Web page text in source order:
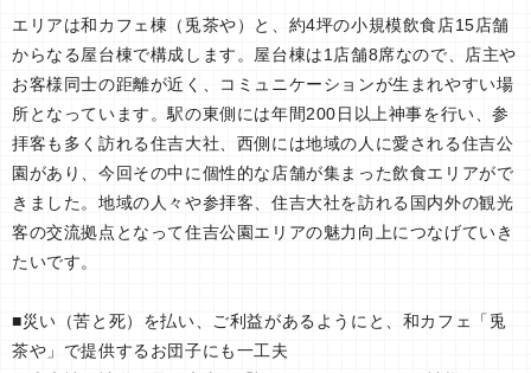
エリアは和カフェ棟（兎茶や）と、約4坪の小規模飲食店15店舗
からなる屋台棟で構成します。屋台棟は1店舗8席なので、店主や
お客様同士の距離が近く、コミュニケーションが生まれやすい場
所となっています。駅の東側には年間200日以上神事を行い、参
拝客も多く訪れる住吉大社、西側には地域の人に愛される住吉公
園があり、今回その中に個性的な店舗が集まった飲食エリアがで
きました。地域の人々や参拝客、住吉大社を訪れる国内外の観光
客の交流拠点となって住吉公園エリアの魅力向上につなげていき
たいです。
■災い（苦と死）を払い、ご利益があるようにと、和カフェ「兎
茶や」で提供するお団子にも一工夫